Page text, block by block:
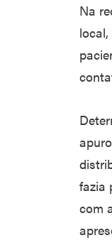
Na
fazia
com